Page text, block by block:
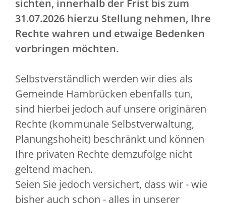
sichten, innerhalb der Frist bis zum
31.07.2026 hierzu Stellung nehmen, Ihre
Rechte wahren und etwaige Bedenken
vorbringen möchten.
Selbstverständlich werden wir dies als
Gemeinde Hambrücken ebenfalls tun,
sind hierbei jedoch auf unsere originären
Rechte (kommunale Selbstverwaltung,
Planungshoheit) beschränkt und können
Ihre privaten Rechte demzufolge nicht
geltend machen.
Seien Sie jedoch versichert, dass wir - wie
bisher auch schon - alles in unserer